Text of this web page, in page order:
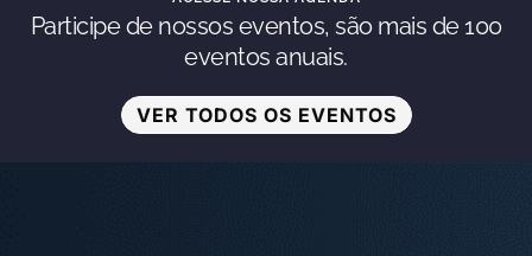
Participe de nossos eventos, são mais de 100
eventos anuais.
VER TODOS OS EVENTOS